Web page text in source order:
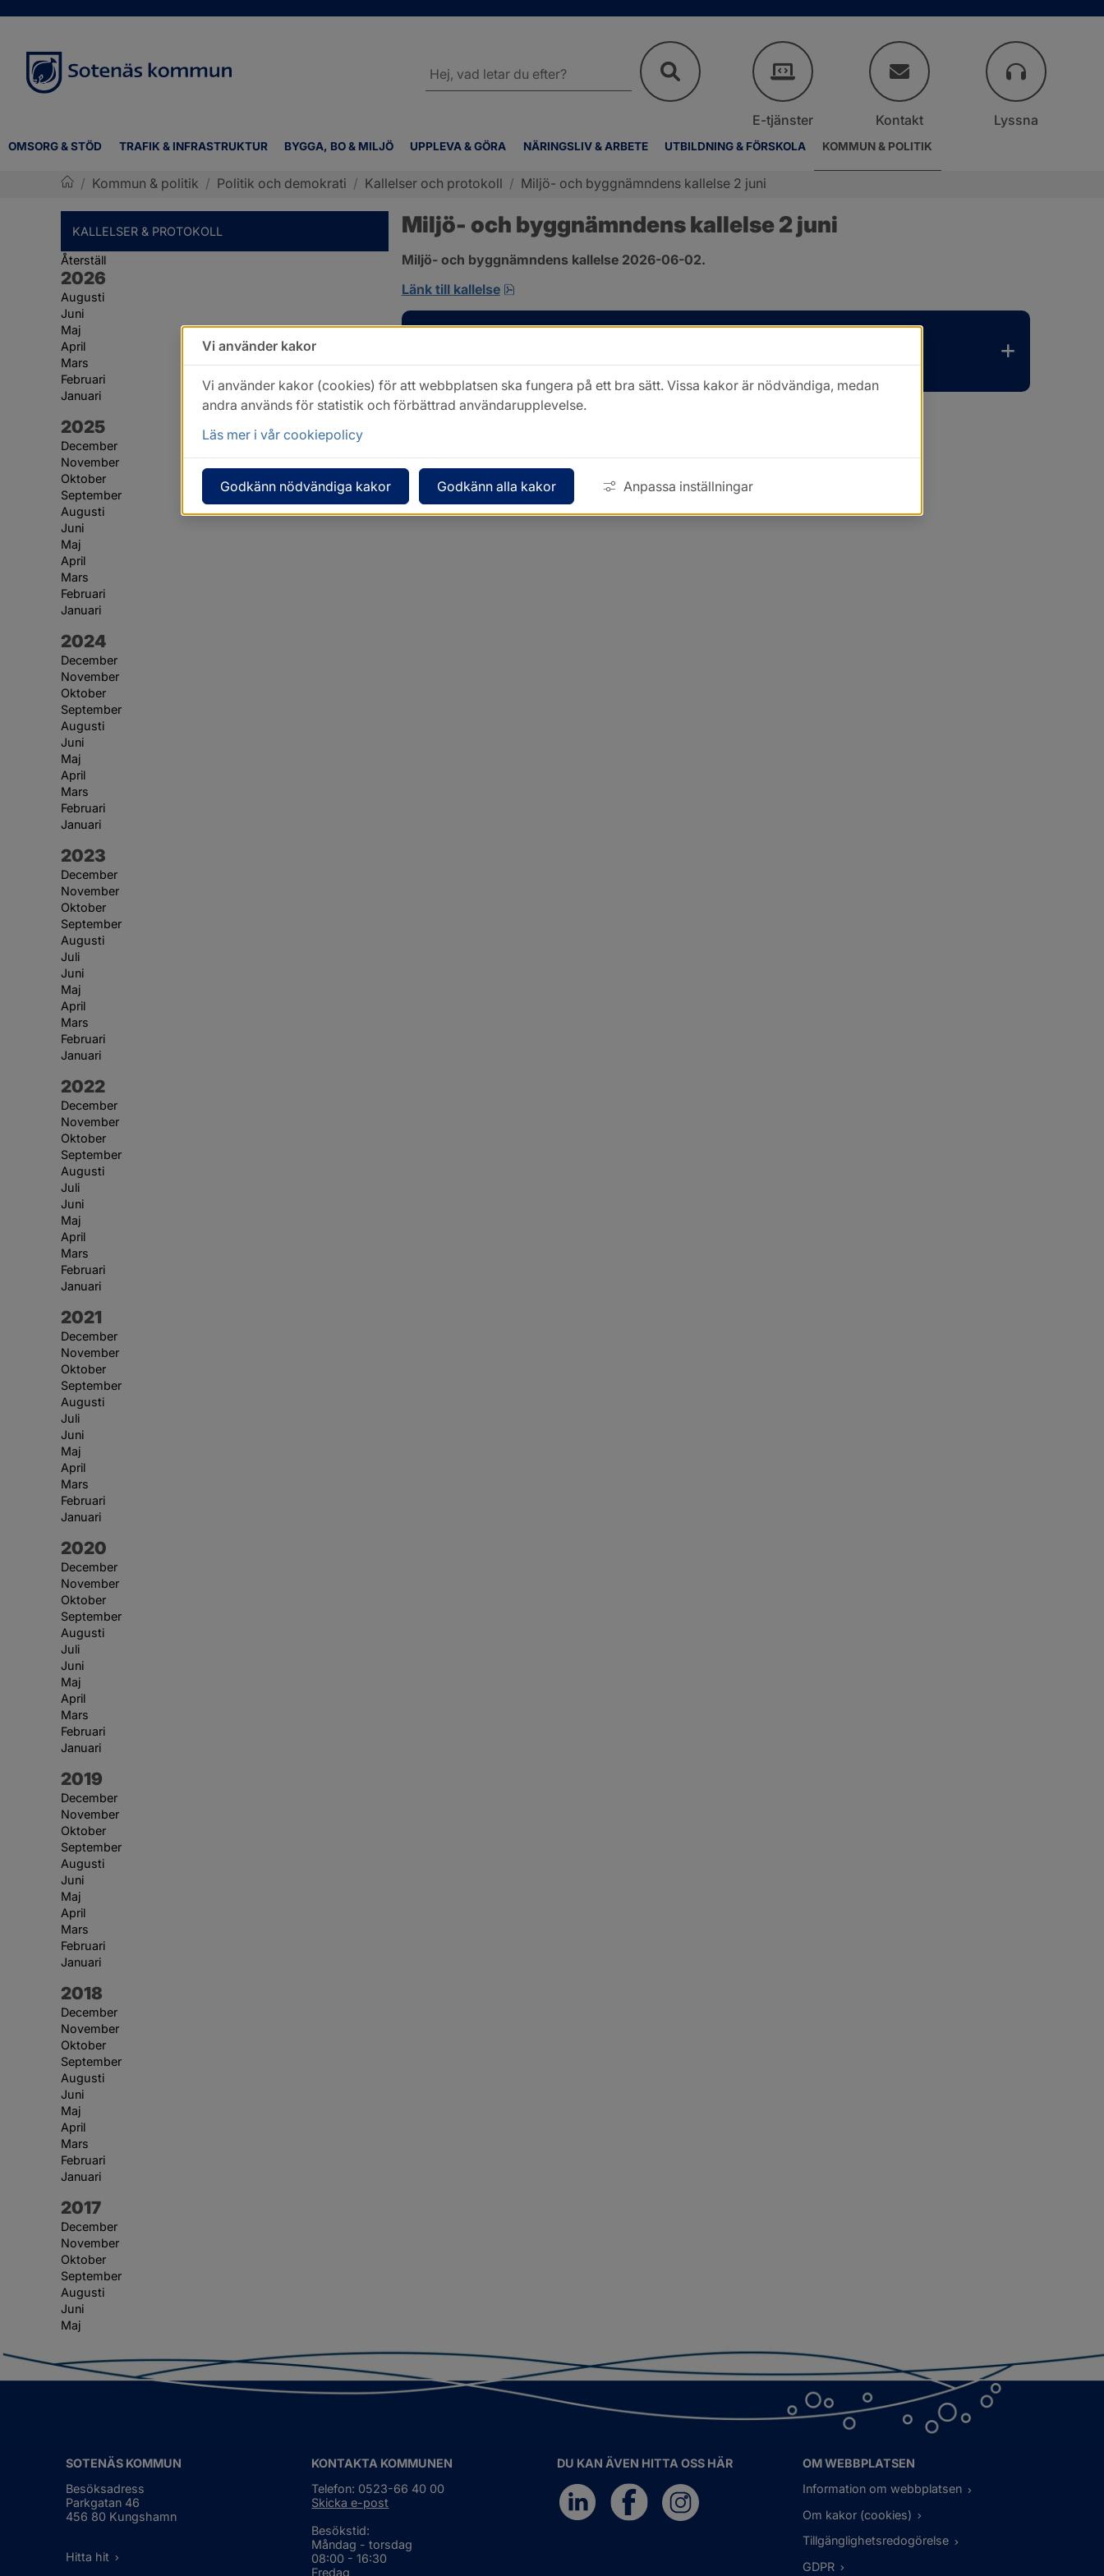
OMSORG & STÖD TRAFIK & INFRASTRUKTUR BYGGA, BO & MILJÖ UPPLEVA & GÖRA NÄRINGSLIV & ARBETE UTBILDNING & FÖRSKOLA KOMMUN & POLITIK
webbplatsen
E-tjänster Kontakt Lyssna
/ Kommun & politik / Politik och demokrati / Kallelser och protokoll / Miljö- och byggnämndens kallelse 2 juni
KALLELSER & PROTOKOLL
Återställ
År:
2026
Augusti
Juni
Maj
April
Mars
Februari
Januari
År:
2025
December
November
Oktober
September
Augusti
Juni
Maj
April
Mars
Februari
Januari
År:
2024
December
November
Oktober
September
Augusti
Juni
Maj
April
Mars
Februari
Januari
År:
2023
December
November
Oktober
September
Augusti
Juli
Juni
Maj
April
Mars
Februari
Januari
År:
2022
December
November
Oktober
September
Augusti
Juli
Juni
Maj
April
Mars
Februari
Januari
År:
2021
December
November
Oktober
September
Augusti
Juli
Juni
Maj
April
Mars
Februari
Januari
År:
2020
December
November
Oktober
September
Augusti
Juli
Juni
Maj
April
Mars
Februari
Januari
År:
2019
December
November
Oktober
September
Augusti
Juni
Maj
April
Mars
Februari
Januari
År:
2018
December
November
Oktober
September
Augusti
Juni
Maj
April
Mars
Februari
Januari
År:
2017
December
November
Oktober
September
Augusti
Juni
Maj
Miljö- och byggnämndens kallelse 2 juni
Miljö- och byggnämndens kallelse 2026-06-02.
Länk till kallelse
pdf, 167.4 kB, öppnas i nytt fönster.
SOTENÄS KOMMUN
Besöksadress
Parkgatan 46
456 80 Kungshamn
Hitta hit
KONTAKTA KOMMUNEN
Telefon: 0523-66 40 00
Skicka e-post
Besökstid:
Måndag - torsdag
08:00 - 16:30
Fredag
DU KAN ÄVEN HITTA OSS HÄR
OM WEBBPLATSEN
Information om webbplatsen
Om kakor (cookies)
Tillgänglighetsredogörelse
GDPR
Vi använder kakor
Vi använder kakor (cookies) för att webbplatsen ska fungera på ett bra sätt. Vissa kakor är nödvändiga, medan
andra används för statistik och förbättrad användarupplevelse.
Läs mer i vår cookiepolicy
Godkänn nödvändiga kakor Godkänn alla kakor Anpassa inställningar